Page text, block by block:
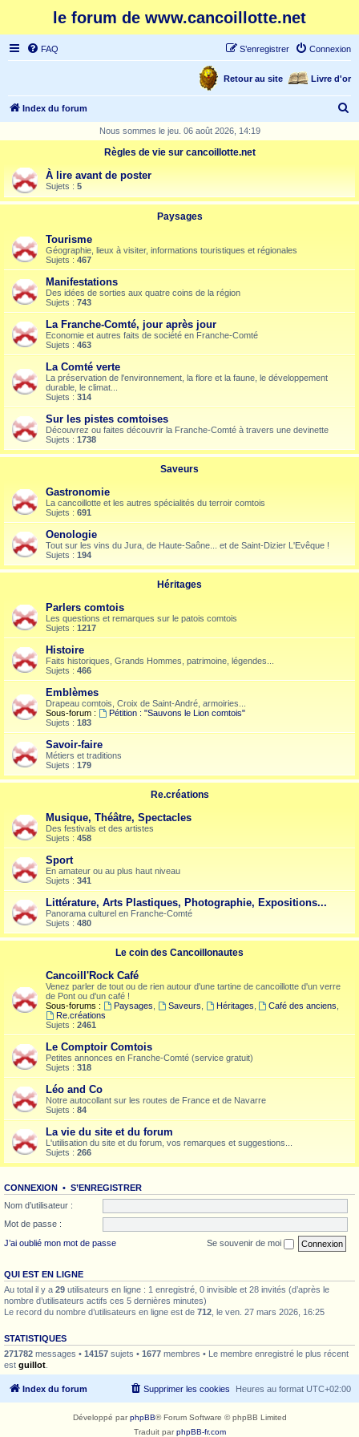
le forum de www.cancoillotte.net
FAQ Connexion
S’enregistrer
Livre d'or
Retour au site
Index du forum
r
Nous sommes le jeu. 06 août 2026, 14:19
Règles de vie sur cancoillotte.net
À lire avant de poster
Sujets : 5
Paysages
Tourisme
Géographie, lieux à visiter, informations touristiques et régionales
Sujets : 467
Manifestations
Des idées de sorties aux quatre coins de la région
Sujets : 743
La Franche-Comté, jour après jour
Economie et autres faits de société en Franche-Comté
Sujets : 463
La Comté verte
La préservation de l'environnement, la flore et la faune, le développement
durable, le climat...
Sujets : 314
Sur les pistes comtoises
Découvrez ou faites découvrir la Franche-Comté à travers une devinette
Sujets : 1738
Saveurs
Gastronomie
La cancoillotte et les autres spécialités du terroir comtois
Sujets : 691
Oenologie
Tout sur les vins du Jura, de Haute-Saône... et de Saint-Dizier L'Evêque !
Sujets : 194
Héritages
Parlers comtois
Les questions et remarques sur le patois comtois
Sujets : 1217
Histoire
Faits historiques, Grands Hommes, patrimoine, légendes...
Sujets : 466
Emblèmes
Drapeau comtois, Croix de Saint-André, armoiries...
Sous-forum :
Pétition : "Sauvons le Lion comtois"
Sujets : 183
Savoir-faire
Métiers et traditions
Sujets : 179
Re.créations
Musique, Théâtre, Spectacles
Des festivals et des artistes
Sujets : 458
Sport
En amateur ou au plus haut niveau
Sujets : 341
Littérature, Arts Plastiques, Photographie, Expositions...
Panorama culturel en Franche-Comté
Sujets : 480
Le coin des Cancoillonautes
Cancoill'Rock Café
Venez parler de tout ou de rien autour d'une tartine de cancoillotte d'un verre
de Pont ou d'un café !
Sous-forums :
Paysages Saveurs Héritages Café des anciens
Re.créations
Sujets : 2461
Le Comptoir Comtois
Petites annonces en Franche-Comté (service gratuit)
Sujets : 318
Léo and Co
Notre autocollant sur les routes de France et de Navarre
Sujets : 84
La vie du site et du forum
L'utilisation du site et du forum, vos remarques et suggestions...
Sujets : 266
CONNEXION • S’ENREGISTRER
Nom d’utilisateur :
Mot de passe :
J’ai oublié mon mot de passe
Se souvenir de moi
QUI EST EN LIGNE
Au total il y a 29 utilisateurs en ligne : 1 enregistré, 0 invisible et 28 invités (d’après le
nombre d’utilisateurs actifs ces 5 dernières minutes)
Le record du nombre d’utilisateurs en ligne est de 712 , le ven. 27 mars 2026, 16:25
STATISTIQUES
271782 messages • 14157 sujets • 1677 membres • Le membre enregistré le plus récent
est guillot
Index du forum Heures au format UTC+02:00
Supprimer les cookies
Développé parphpBB® Forum Software © phpBB Limited
Traduit parphpBB-fr.com